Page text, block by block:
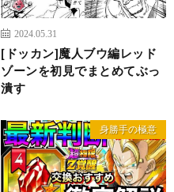
2024.05.31
[ドッカン]魔人ブウ編レッド
ゾーンを初見でまとめてぶっ
潰す
身勝手の極意